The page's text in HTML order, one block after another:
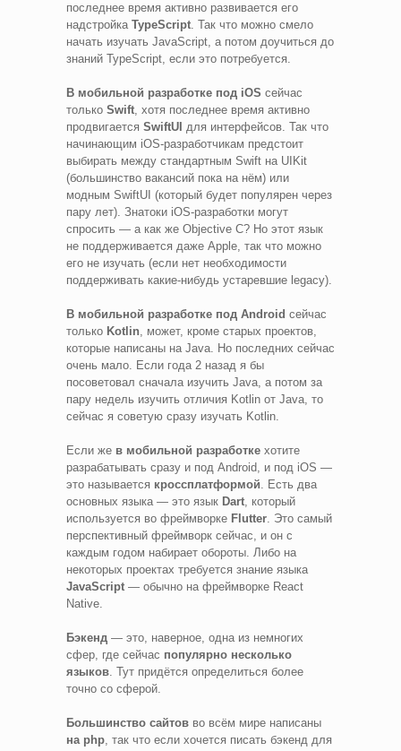
последнее время активно развивается его
надстройка TypeScript. Так что можно смело
начать изучать JavaScript, а потом доучиться до
знаний TypeScript, если это потребуется.
В мобильной разработке под iOS сейчас
только Swift, хотя последнее время активно
продвигается SwiftUI для интерфейсов. Так что
начинающим iOS-разработчикам предстоит
выбирать между стандартным Swift на UIKit
(большинство вакансий пока на нём) или
модным SwiftUI (который будет популярен через
пару лет). Знатоки iOS-разработки могут
спросить — а как же Objective C? Но этот язык
не поддерживается даже Apple, так что можно
его не изучать (если нет необходимости
поддерживать какие-нибудь устаревшие legacy).
В мобильной разработке под Android сейчас
только Kotlin, может, кроме старых проектов,
которые написаны на Java. Но последних сейчас
очень мало. Если года 2 назад я бы
посоветовал сначала изучить Java, а потом за
пару недель изучить отличия Kotlin от Java, то
сейчас я советую сразу изучать Kotlin.
Если же в мобильной разработке хотите
разрабатывать сразу и под Android, и под iOS —
это называется кроссплатформой. Есть два
основных языка — это язык Dart, который
используется во фреймворке Flutter. Это самый
перспективный фреймворк сейчас, и он с
каждым годом набирает обороты. Либо на
некоторых проектах требуется знание языка
JavaScript — обычно на фреймворке React
Native.
Бэкенд — это, наверное, одна из немногих
сфер, где сейчас популярно несколько
языков. Тут придётся определиться более
точно со сферой.
Большинство сайтов во всём мире написаны
на php, так что если хочется писать бэкенд для